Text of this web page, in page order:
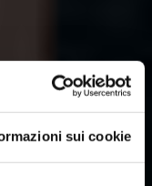
sui cookie